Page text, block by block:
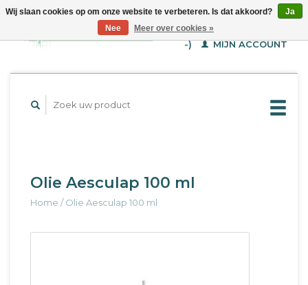
WINKELWAGEN (€--,-
-)
MIJN ACCOUNT
Olie Aesculap 100 ml
Home /Olie Aesculap 100 ml
Wij slaan cookies op om onze website te verbeteren. Is dat akkoord?
Ja
Nee
Meer over cookies »